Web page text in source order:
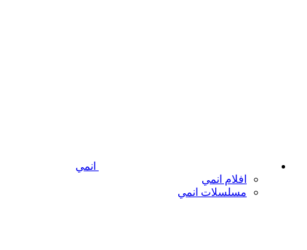
انمي
افلام انمي
مسلسلات انمي